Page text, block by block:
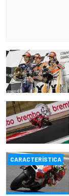
CARACTERÍSTICA